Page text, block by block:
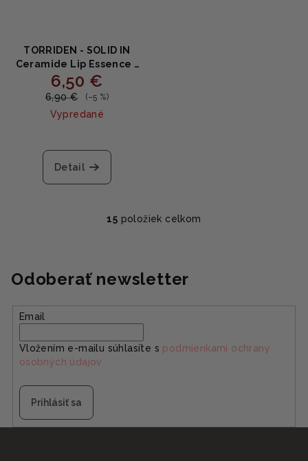
TORRIDEN - SOLID IN
Ceramide Lip Essence -
Balzam na pery s
ceramidmi 11g
6,50 €
6,90 € (–5 %)
Vypredané
Detail
O
á
d
a
e
y
15 položiek celkom
Odoberať newsletter
Email
Vložením e-mailu súhlasíte s podmienkami ochrany
osobných údajov
Prihlásiť sa